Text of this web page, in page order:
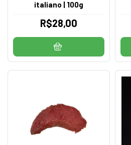
italiano | 100g
R$28,00